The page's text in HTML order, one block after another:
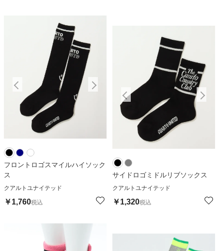
フロントロゴスマイルハイソック
ス
クアルトユナイテッド
￥1,760税込
サイドロゴミドルリブソックス
クアルトユナイテッド
￥1,320税込